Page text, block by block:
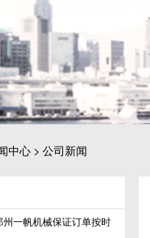
中心 > 公司新闻
一帆机械保证订单按时